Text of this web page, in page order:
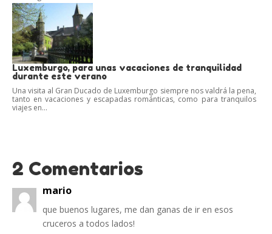
Luxemburgo, para unas vacaciones de tranquilidad
durante este verano
Una visita al Gran Ducado de Luxemburgo siempre nos valdrá la pena,
tanto en vacaciones y escapadas románticas, como para tranquilos
viajes en...
2 Comentarios
mario
que buenos lugares, me dan ganas de ir en esos
cruceros a todos lados!